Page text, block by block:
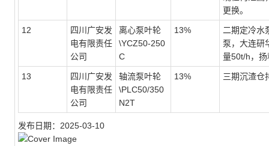
更换。
12
四川广安发
电有限责任
公司
离心泵叶轮
\YCZ50-250
C
13%
二期定冷水
泵，大连研
量50t/h，
13
四川广安发
电有限责任
公司
轴流泵叶轮
\PLC50/350
N2T
13% 三期沉渣仓
发布日期：2025-03-10